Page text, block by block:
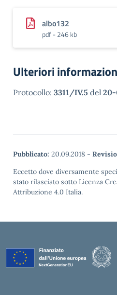
albo132
pdf - 246 kb
Ulteriori
Protocollo: 3311/IV.5 del 20-
Pubblicato: 20.09.2018 -
Eccetto dove diversamente
stato rilasciato sotto Licenza
Attribuzione 4.0 Italia.